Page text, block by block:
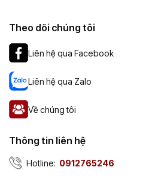
Theo dõi chúng tôi
Liên hệ qua Facebook
Liên hệ qua Zalo
Về chúng tôi
Thông tin liên hệ
Hotline: 0912765246